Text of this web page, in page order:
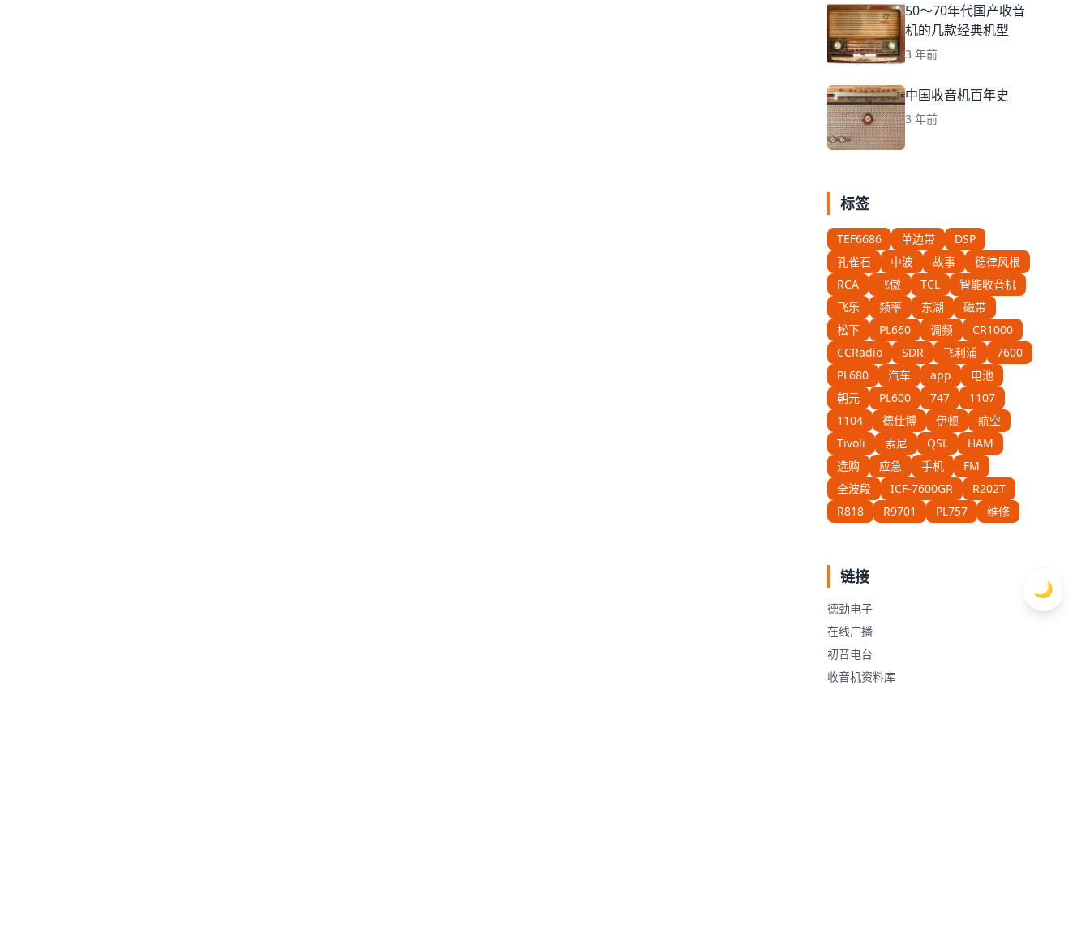
50～70年代国产收音
机的几款经典机型
3 年前
中国收音机百年史
3 年前
标签
TEF6686 单边带
DSP
孔雀石
中波 故事
德律风根
RCA
飞傲 TCL
智能收音机
飞乐
频率 东湖
磁带
松下
PL660 调频
CR1000
CCRadio
SDR 飞利浦
7600
PL680
汽车 app
电池
朝元
PL600 747
1107
1104
德仕博 伊顿
航空
Tivoli
索尼 QSL
HAM
选购
应急 手机
FM
全波段
ICF-7600GR
R202T
R818
R9701 PL757 维修
链接
德劲电子
在线广播
初音电台
收音机资料库
🌙